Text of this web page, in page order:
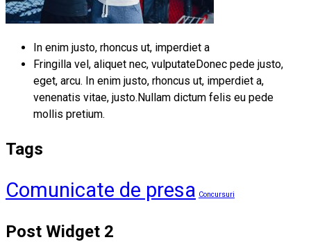
In enim justo, rhoncus ut, imperdiet a
Fringilla vel, aliquet nec, vulputateDonec pede justo,
eget, arcu. In enim justo, rhoncus ut, imperdiet a,
venenatis vitae, justo.Nullam dictum felis eu pede
mollis pretium.
Tags
Comunicate de presa Concursuri
Post Widget 2